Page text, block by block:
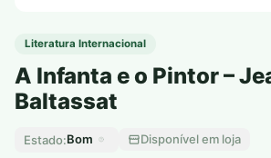
Literatura Internacional
A Infanta e o Pintor –
Baltassat
Estado:Bom Disponível em loja